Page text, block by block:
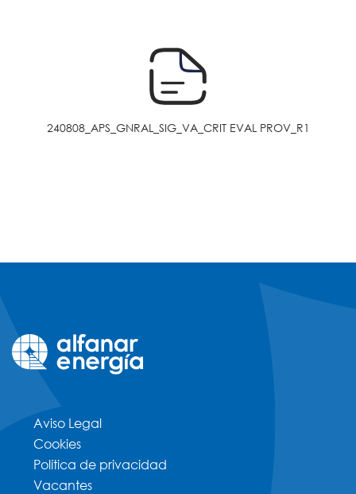
240808_APS_GNRAL_SIG_VA_CRIT EVAL PROV_R1
Aviso Legal
Cookies
Política de privacidad
Vacantes